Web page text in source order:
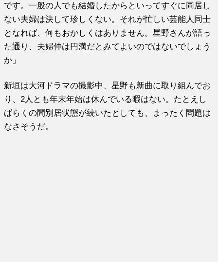
です。一般の人でも結婚したからといってすぐに同居し
ない夫婦は決して珍しくない。それが忙しい芸能人同士
となれば、何もおかしくはありません。星野さんが語っ
た通り、夫婦仲は円満だとみてよいのではないでしょう
か」
新垣は大河ドラマの撮影中、星野も新曲に取り組んでお
り、2人とも年末年始は休んでいる暇はない。たとえし
ばらくの間別居状態が続いたとしても、まったく問題は
なさそうだ。